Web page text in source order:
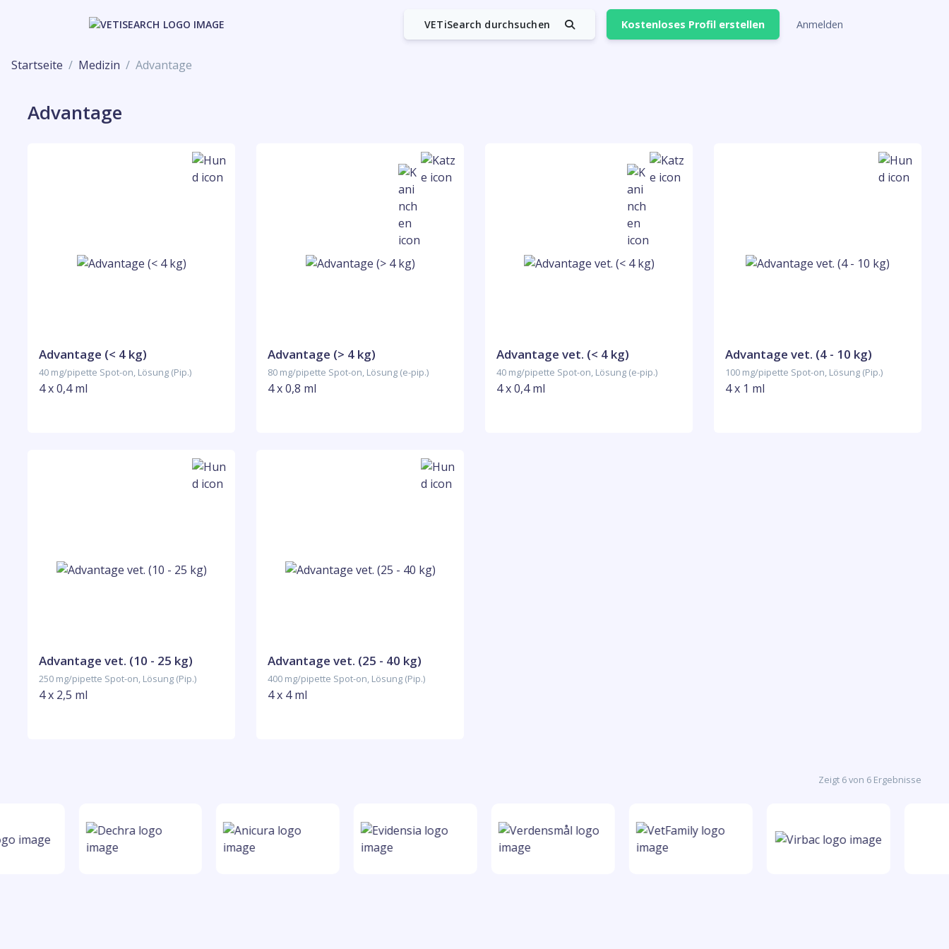
VETiSearch durchsuchen Kostenloses Profil erstellen Anmelden
Startseite Medizin Advantage
Advantage
Advantage (< 4 kg)
40 mg/pipette Spot-on, Lösung (Pip.)
4 x 0,4 ml
Advantage (> 4 kg)
80 mg/pipette Spot-on, Lösung (e-pip.)
4 x 0,8 ml
Advantage vet. (< 4 kg)
40 mg/pipette Spot-on, Lösung (e-pip.)
4 x 0,4 ml
Advantage vet. (4 - 10 kg)
100 mg/pipette Spot-on, Lösung (Pip.)
4 x 1 ml
Advantage vet. (10 - 25 kg)
250 mg/pipette Spot-on, Lösung (Pip.)
4 x 2,5 ml
Advantage vet. (25 - 40 kg)
400 mg/pipette Spot-on, Lösung (Pip.)
4 x 4 ml
Zeigt 6 von 6 Ergebnisse